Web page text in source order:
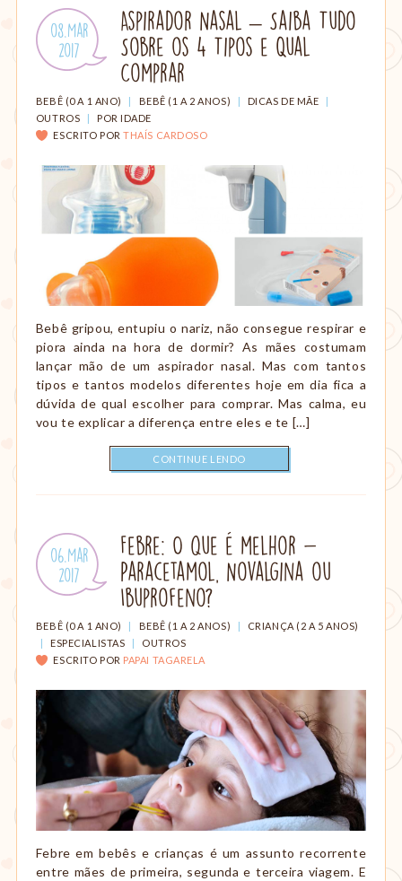
Publicado
em:
08.Mar
.
2017
Aspirador Nasal – Saiba Tudo
Sobre os 4 Tipos e Qual
Comprar
CATEGORIAS:
BEBÊ (0 A 1 ANO) BEBÊ (1 A 2 ANOS) DICAS DE MÃE
OUTROS
POR IDADE
ESCRITO POR THAÍS CARDOSO
Bebê gripou, entupiu o nariz, não consegue respirar e
piora ainda na hora de dormir? As mães costumam
lançar mão de um aspirador nasal. Mas com tantos
tipos e tantos modelos diferentes hoje em dia fica a
dúvida de qual escolher para comprar. Mas calma, eu
vou te explicar a diferença entre eles e te […]
CONTINUE LENDO
Publicado
em:
06.Mar
.
2017
Febre: O que é melhor -
Paracetamol, Novalgina ou
Ibuprofeno?
CATEGORIAS:
BEBÊ (0 A 1 ANO) | BEBÊ (1 A 2 ANOS) |
CRIANÇA (2 A 5 ANOS)
|
ESPECIALISTAS |
OUTROS
ESCRITO POR PAPAI TAGARELA
Febre em bebês e crianças é um assunto recorrente
entre mães de primeira, segunda e terceira viagem. E